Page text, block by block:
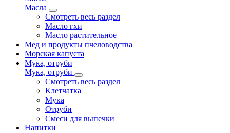
Масла
Смотреть весь раздел
Масло гхи
Масло растительное
Мед и продукты пчеловодства
Морская капуста
Мука, отруби
Мука, отруби
Смотреть весь раздел
Клетчатка
Мука
Отруби
Смеси для выпечки
Напитки